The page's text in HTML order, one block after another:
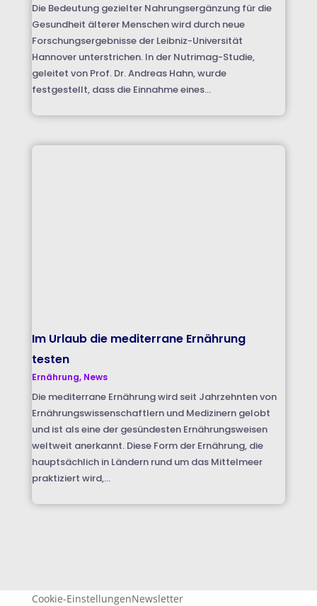
Die Bedeutung gezielter Nahrungsergänzung für die
Gesundheit älterer Menschen wird durch neue
Forschungsergebnisse der Leibniz-Universität
Hannover unterstrichen. In der Nutrimag-Studie,
geleitet von Prof. Dr. Andreas Hahn, wurde
festgestellt, dass die Einnahme eines...
Im Urlaub die mediterrane Ernährung
testen
Ernährung, News
Die mediterrane Ernährung wird seit Jahrzehnten von
Ernährungswissenschaftlern und Medizinern gelobt
und ist als eine der gesündesten Ernährungsweisen
weltweit anerkannt. Diese Form der Ernährung, die
hauptsächlich in Ländern rund um das Mittelmeer
praktiziert wird,...
Cookie-EinstellungenNewsletter